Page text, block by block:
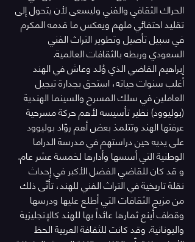
الحراك الثقافي والفني وليسعى لأن يتحول إلى
تقليد احتفائي ملهم ويعكس ما قدمه المكرم
في سبيل تأصيل وتطوير التراث الفني
السعودي وربطه بالثقافات العالمية.
إبراهيم القاضي الذي وُلد وعاش في الهند
أغلب سنوات حياته، استحق بجدارة تبجيل
العاملين في سلك المسرح والسينما الهندية
(بوليوود) نظير تأسيسه لأهم حركة مسرحية
عرفتها الهند وتتلمذ بعض أهم روّاد بوليوود
على يديه حين دراستهم في مدرسة الدراما
الوطنية التي أسسها وأدارها لخمسة عشر عام.
و قد كان للقاضي الفضل الأكبر في إحداث
نقلة تاريخية في التراث الفني للهند، تأتّى ذلك
من مزيج الثقافات التي أطلع عليها ودرسها
وقطف أينع ثمارها عائداً بها للهند كالإنجليزية
واليونانية. وقد كانت للثقافة العربية الحظ